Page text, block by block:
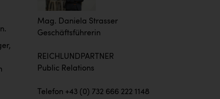
Mag. Daniela Strasser
Geschäftsführerin
REICHLUNDPARTNER
Public Relations
Telefon +43 (0) 732 666 222 1148